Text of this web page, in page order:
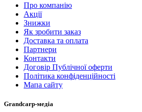
Про компанію
Акції
Знижки
Як зробити заказ
Доставка та оплата
Партнери
Контакти
Договір Публічної оферти
Політика конфіденційності
Мапа сайту
Grandcarp-медіа